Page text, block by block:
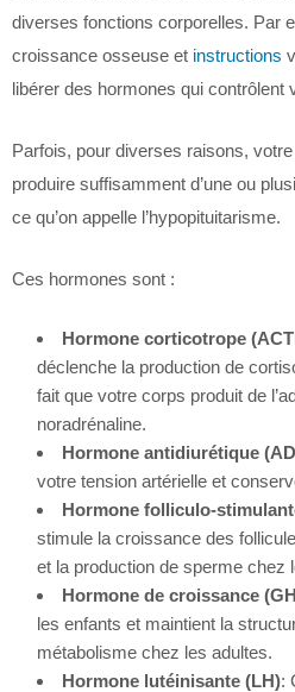
diverses fonctions corporelles. Par
croissance osseuse et instructions
libérer des hormones qui contrôlent
Parfois, pour diverses raisons,
produire suffisamment d’une ou
ce qu’on appelle l’hypopituitarisme.
Ces hormones sont :
Hormone corticotrope
déclenche la production de
fait que votre corps produit de
noradrénaline.
Hormone antidiurétique
votre tension artérielle et
Hormone folliculo-
stimule la croissance des
et la production de sperme chez
Hormone de croissance
les enfants et maintient la
métabolisme chez les adultes.
Hormone lutéinisante (LH):